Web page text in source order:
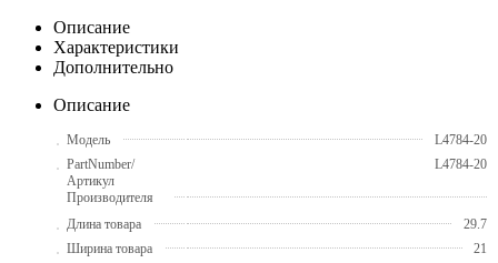
Описание
Характеристики
Дополнительно
Описание
Модель
L4784-20
PartNumber/
Артикул
Производителя
L4784-20
Длина товара
29.7
Ширина товара
21